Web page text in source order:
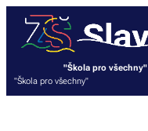
"Škola pro všechny"
"Škola pro všechny"